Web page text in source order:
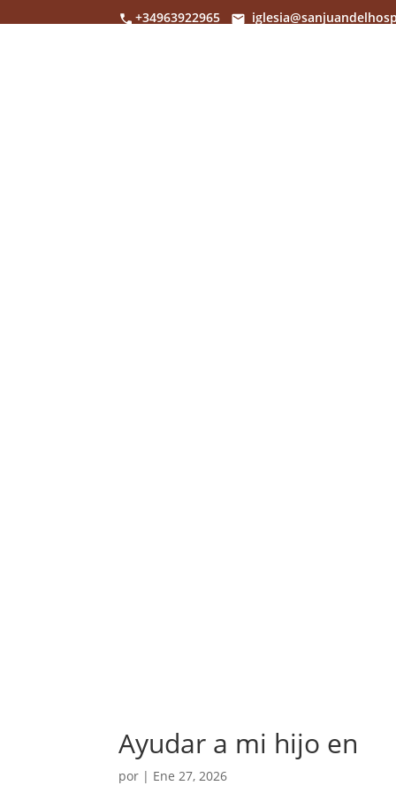
+34963922965
Ayudar a mi hijo en
por | Ene 27, 2026